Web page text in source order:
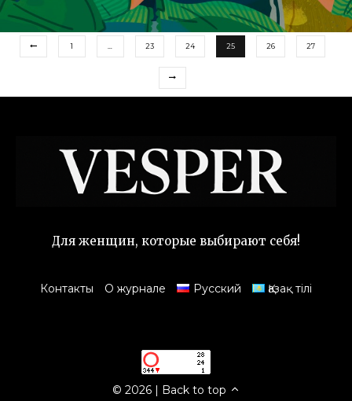
1 23 24 25 26 27
Для женщин, которые выбирают себя!
Контакты О журнале Русский Қазақ тілі
© 2026 | Back to top